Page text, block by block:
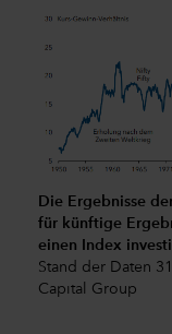
Die Ergebnisse
für künftige
einen Index
Stand der Daten
Capital Group